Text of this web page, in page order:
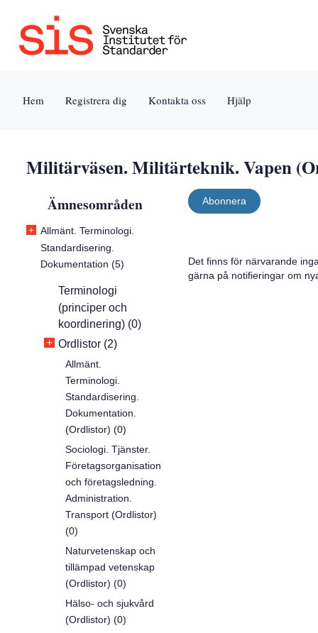
Jump
Tillgänglighet
Användarvillkor
Hem Registrera dig Kontakta oss Hjälp
Militärväsen. Militärteknik. Vapen
Ämnesområden
+ Allmänt. Terminologi.
Standardisering.
Dokumentation (5)
Terminologi
(principer och
koordinering) (0)
+ Ordlistor (2)
Allmänt.
Terminologi.
Standardisering.
Dokumentation.
(Ordlistor) (0)
Sociologi. Tjänster.
Företagsorganisation
och företagsledning.
Administration.
Transport (Ordlistor)
(0)
Naturvetenskap och
tillämpad vetenskap
(Ordlistor) (0)
Hälso- och sjukvård
(Ordlistor) (0)
Abonnera
Det finns för närvarande
gärna på notifieringar om